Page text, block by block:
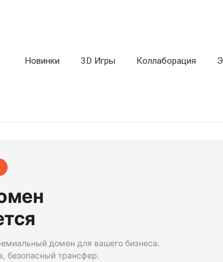
Новинки 3D Игры Коллаборация
домен для вашего бизнеса.
безопасный трансфер.